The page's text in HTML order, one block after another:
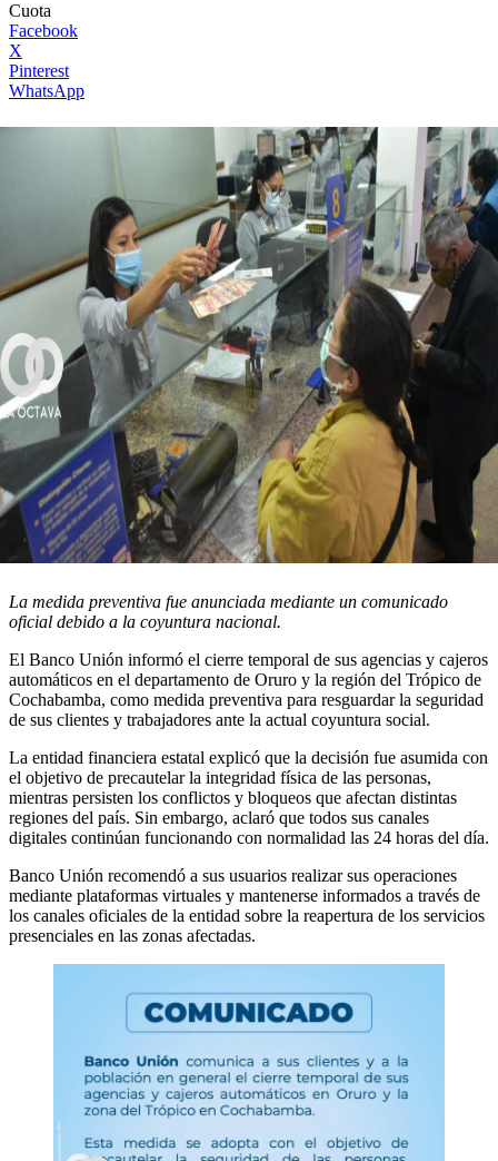
Cuota
Facebook
X
Pinterest
WhatsApp
La medida preventiva fue anunciada mediante un comunicado
oficial debido a la coyuntura nacional.
El Banco Unión informó el cierre temporal de sus agencias y cajeros
automáticos en el departamento de Oruro y la región del Trópico de
Cochabamba, como medida preventiva para resguardar la seguridad
de sus clientes y trabajadores ante la actual coyuntura social.
La entidad financiera estatal explicó que la decisión fue asumida con
el objetivo de precautelar la integridad física de las personas,
mientras persisten los conflictos y bloqueos que afectan distintas
regiones del país. Sin embargo, aclaró que todos sus canales
digitales continúan funcionando con normalidad las 24 horas del día.
Banco Unión recomendó a sus usuarios realizar sus operaciones
mediante plataformas virtuales y mantenerse informados a través de
los canales oficiales de la entidad sobre la reapertura de los servicios
presenciales en las zonas afectadas.